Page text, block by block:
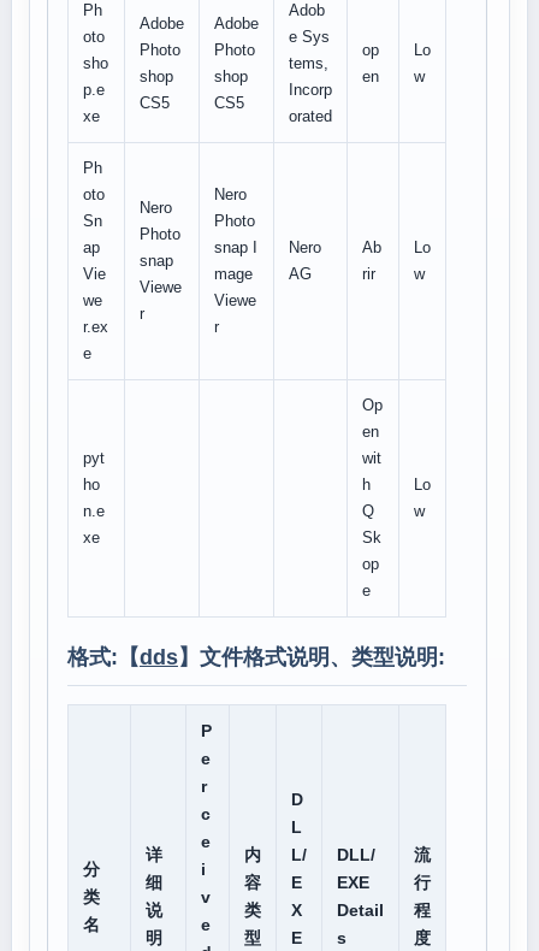
Ph
oto
sho
p.e
xe
Adobe
Photo
shop
CS5
Adobe
Photo
shop
CS5
Adob
e Sys
tems,
Incorp
orated
op
en
Lo
w
Ph
oto
Sn
ap
Vie
we
r.ex
e
Nero
Photo
snap
Viewe
r
Nero
Photo
snap I
mage
Viewe
r
Nero
AG
Ab
rir
Lo
w
pyt
ho
n.e
xe
Op
en
wit
h
Q
Sk
op
e
Lo
w
格式:【dds】文件格式说明、类型说明:
分
类
名
详
细
说
明
P
e
r
c
e
i
v
e
内
容
类
型
D
L
L/
E
X
E
DLL/
EXE
Detail
s
流
行
程
度